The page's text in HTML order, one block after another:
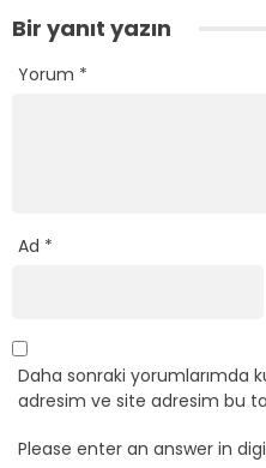
Bir yanıt yazın
Yorum *
Ad *
Daha sonraki yorumlarımda
adresim ve site adresim bu
Please enter an answer in